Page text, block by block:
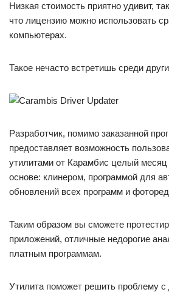
Низкая стоимость приятно удивит,
что лицензию можно использовать
компьютерах.
Такое нечасто встретишь среди
Разработчик, помимо заказанной
предоставляет возможность
утилитами от Карамбис целый месяц
основе: клинером, программой для
обновлений всех программ и
Таким образом вы сможете
приложений, отличные недорогие
платным программам.
Утилита поможет решить проблему с